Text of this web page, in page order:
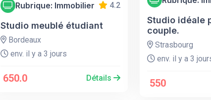
Rubrique: Immobilier 4.2
Studio meublé étudiant
Bordeaux
env. il y a 3 jours
650.0 Détails
Studio idéale
couple.
Strasbourg
env. il y a 3
550